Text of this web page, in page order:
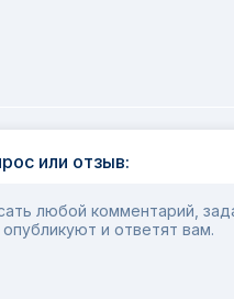
или отзыв:
любой комментарий,
и ответят вам.